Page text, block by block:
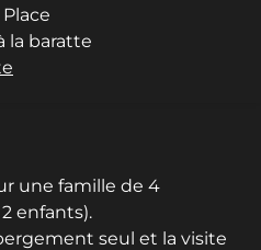
la baratte
une famille de 4
enfants).
seul et la visite